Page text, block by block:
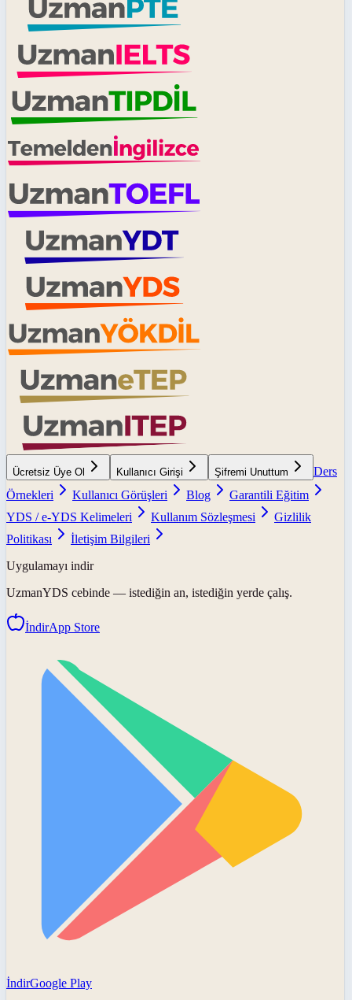
Ücretsiz Üye Ol Kullanıcı Girişi Şifremi Unuttum
Ders
Örnekleri
Kullanıcı Görüşleri Blog
Garantili Eğitim
YDS / e-YDS Kelimeleri
Kullanım Sözleşmesi
Gizlilik
Politikası
İletişim Bilgileri
Uygulamayı indir
UzmanYDS cebinde — istediğin an, istediğin yerde çalış.
İndirApp Store
İndirGoogle Play